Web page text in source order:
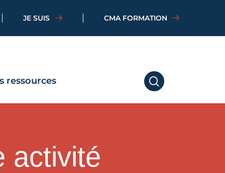
JE SUIS CMA FORMATION
RECHERCHER
ressources
activité